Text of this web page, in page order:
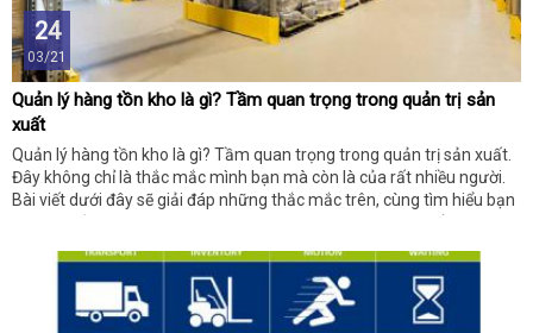
24
03/21
Quản lý hàng tồn kho là gì? Tầm quan trọng trong quản trị sản
xuất
Quản lý hàng tồn kho là gì? Tầm quan trọng trong quản trị sản xuất.
Đây không chỉ là thắc mắc mình bạn mà còn là của rất nhiều người.
Bài viết dưới đây sẽ giải đáp những thắc mắc trên, cùng tìm hiểu bạn